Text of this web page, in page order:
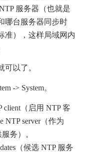
服务器（也就是
哪台服务器同步时
准），这样局域网内
以了。
-> System。
client（启用 NTP 客
NTP server（作为
务）。
（候选 NTP 服务